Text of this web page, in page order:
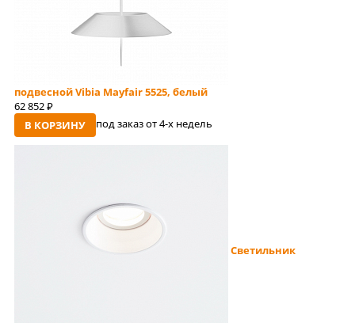
подвесной Vibia Mayfair 5525, белый
62 852 руб
В КОРЗИНУ под заказ от 4-x недель
Светильник